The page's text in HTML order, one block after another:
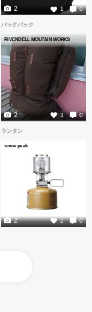
1 0
2
バックパック
RIVENDELL MOUTAIN WORKS
3 0
2
ランタン
snow peak
2 0
2